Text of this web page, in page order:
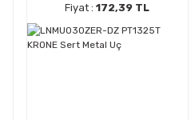
Fiyat :172,39 TL